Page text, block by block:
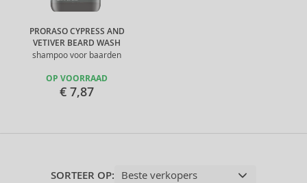
PRORASO CYPRESS AND
VETIVER BEARD WASH
shampoo voor baarden
OP VOORRAAD
€ 7,87
SORTEER OP: